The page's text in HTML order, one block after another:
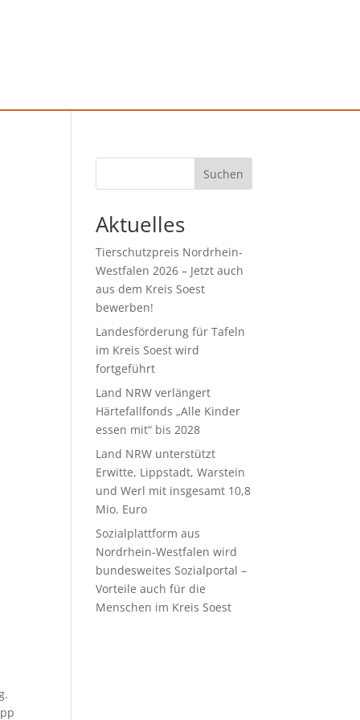
Suchen
Aktuelles
Tierschutzpreis Nordrhein-
Westfalen 2026 – Jetzt auch
aus dem Kreis Soest
bewerben!
Landesförderung für Tafeln
im Kreis Soest wird
fortgeführt
Land NRW verlängert
Härtefallfonds „Alle Kinder
essen mit“ bis 2028
Land NRW unterstützt
Erwitte, Lippstadt, Warstein
und Werl mit insgesamt 10,8
Mio. Euro
Sozialplattform aus
Nordrhein-Westfalen wird
bundesweites Sozialportal –
Vorteile auch für die
Menschen im Kreis Soest